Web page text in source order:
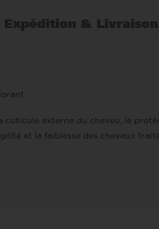
Expédition & Livraison
externe du cheveu, le
et la faiblesse des cheveux